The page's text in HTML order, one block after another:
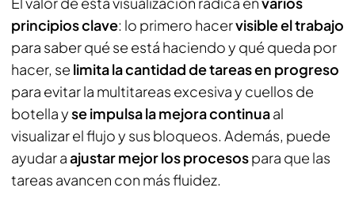
principios clave: lo primero hacervisible el trabajo
para saber qué se está haciendo y qué queda por
hacer, se limita la cantidad de tareas en progreso
para evitar la multitareas excesiva y cuellos de
botella yse impulsa la mejora continuaal
visualizar el flujo y sus bloqueos. Además, puede
ayudar aajustar mejor los procesospara que las
tareas avancen con más fluidez.